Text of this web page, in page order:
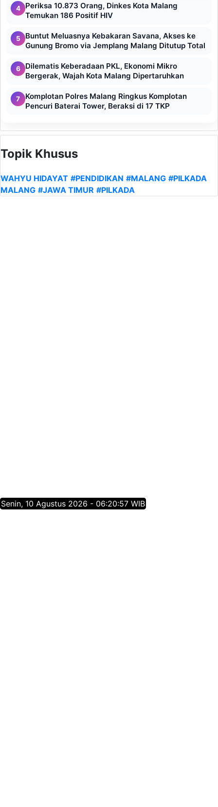
4
Periksa 10.873 Orang, Dinkes Kota Malang
Temukan 186 Positif HIV
5
Buntut Meluasnya Kebakaran Savana, Akses ke
Gunung Bromo via Jemplang Malang Ditutup Total
6
Dilematis Keberadaan PKL, Ekonomi Mikro
Bergerak, Wajah Kota Malang Dipertaruhkan
7
Komplotan Polres Malang Ringkus Komplotan
Pencuri Baterai Tower, Beraksi di 17 TKP
Topik Khusus
WAHYU HIDAYAT #PENDIDIKAN #MALANG #PILKADA
MALANG #JAWA TIMUR #PILKADA
Senin, 10 Agustus 2026 - 06:20:57 WIB